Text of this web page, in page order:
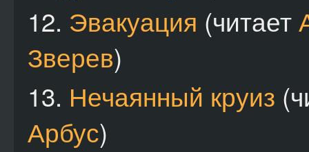
12. Эвакуация (читает
Зверев)
13. Нечаянный круиз
Арбус)